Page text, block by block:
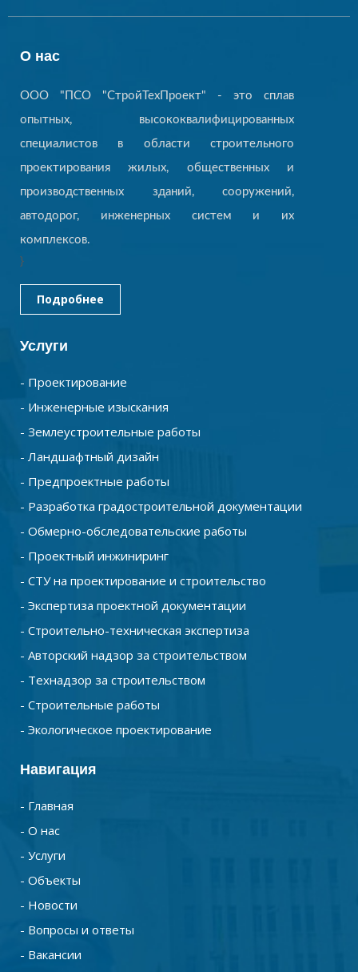
О нас
ООО "ПСО "СтройТехПроект" - это сплав
опытных, высококвалифицированных
специалистов в области строительного
проектирования жилых, общественных и
производственных зданий, сооружений,
автодорог, инженерных систем и их
комплексов.
}
Подробнее
Услуги
- Проектирование
- Инженерные изыскания
- Землеустроительные работы
- Ландшафтный дизайн
- Предпроектные работы
- Разработка градостроительной документации
- Обмерно-обследовательские работы
- Проектный инжиниринг
- СТУ на проектирование и строительство
- Экспертиза проектной документации
- Строительно-техническая экспертиза
- Авторский надзор за строительством
- Технадзор за строительством
- Строительные работы
- Экологическое проектирование
Навигация
- Главная
- О нас
- Услуги
- Объекты
- Новости
- Вопросы и ответы
- Вакансии